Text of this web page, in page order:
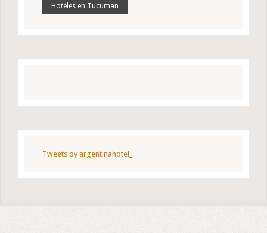
Hoteles en Tucuman
Tweets by argentinahotel_